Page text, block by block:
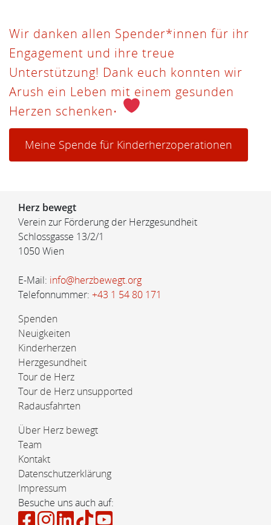
Wir danken allen Spender*innen für ihr
Engagement und ihre treue
Unterstützung! Dank euch konnten wir
Arush ein Leben mit einem gesunden
Herzen schenken.
Meine Spende für Kinderherzoperationen
Herz bewegt
Verein zur Förderung der Herzgesundheit
Schlossgasse 13/2/1
1050 Wien
E-Mail: info@herzbewegt.org
Telefonnummer: +43 1 54 80 171
Spenden
Neuigkeiten
Kinderherzen
Herzgesundheit
Tour de Herz
Tour de Herz unsupported
Radausfahrten
Über Herz bewegt
Team
Kontakt
Datenschutzerklärung
Impressum
Besuche uns auch auf: